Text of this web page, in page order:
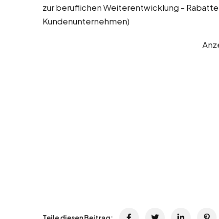
zur beruflichen Weiterentwicklung –
Kundenunternehmen)